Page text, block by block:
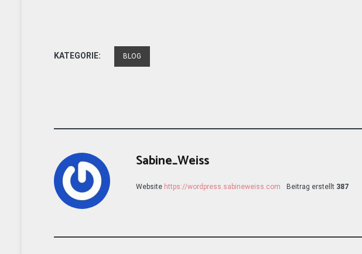
KATEGORIE: BLOG
Sabine_Weiss
Website https://wordpress.sabineweiss.com Beitrag erstellt 387